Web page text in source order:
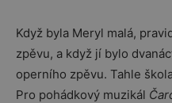
Když byla Meryl malá,
zpěvu, a když jí bylo
operního zpěvu. Tahle
Pro pohádkový muzikál